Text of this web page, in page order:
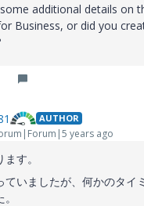
additional details on
Business, or did you
AUTHOR
years ago
す。
ていましたが、何かのタイ